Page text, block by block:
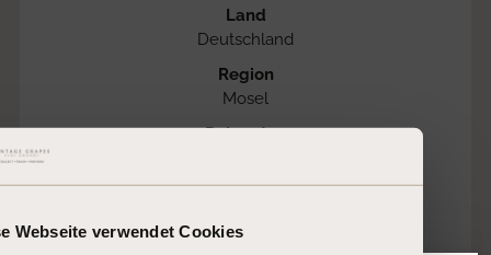
Webseite verwendet Cookies
Land
Deutschland
Region
Mosel
Rebsorten
Alkoholgehalt